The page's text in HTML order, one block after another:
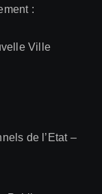
:
Ville
de l’Etat –